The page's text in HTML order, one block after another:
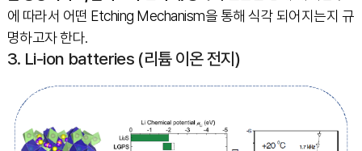
에 따라서 어떤 Etching Mechanism을 통해 식각 되어지는지 규
명하고자 한다.
3. Li-ion batteries (리튬 이온 전지)